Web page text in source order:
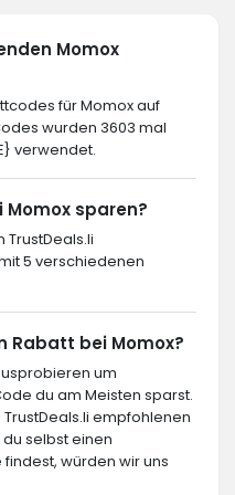
Momox
für Momox auf
wurden 3603 mal
verwendet.
Momox sparen?
TrustDeals.li
5 verschiedenen
Rabatt bei Momox?
um
du am Meisten sparst.
empfohlenen
selbst einen
würden wir uns